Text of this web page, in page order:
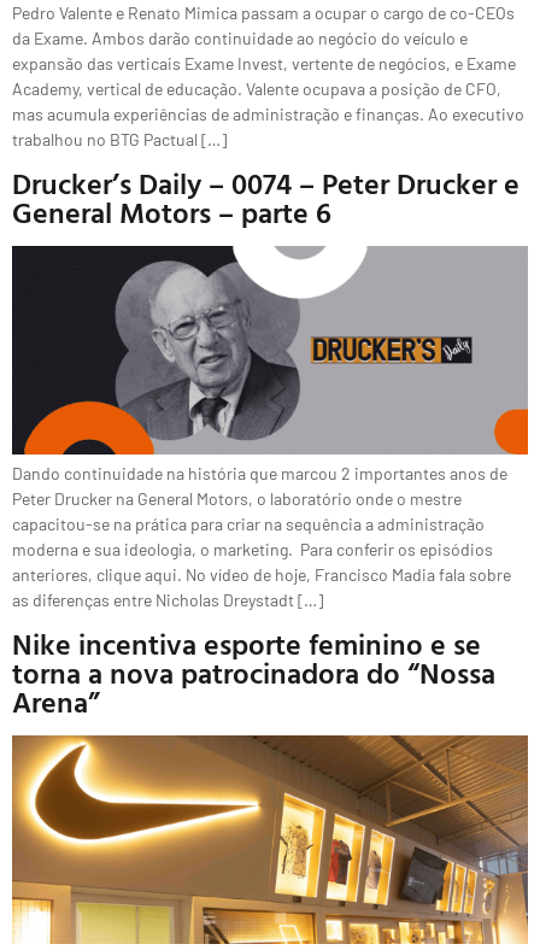
Pedro Valente e Renato Mimica passam a ocupar o cargo de co-CEOs
da Exame. Ambos darão continuidade ao negócio do veículo e
expansão das verticais Exame Invest, vertente de negócios, e Exame
Academy, vertical de educação. Valente ocupava a posição de CFO,
mas acumula experiências de administração e finanças. Ao executivo
trabalhou no BTG Pactual […]
Drucker’s Daily – 0074 – Peter Drucker e
General Motors – parte 6
Dando continuidade na história que marcou 2 importantes anos de
Peter Drucker na General Motors, o laboratório onde o mestre
capacitou-se na prática para criar na sequência a administração
moderna e sua ideologia, o marketing. Para conferir os episódios
anteriores, clique aqui. No vídeo de hoje, Francisco Madia fala sobre
as diferenças entre Nicholas Dreystadt […]
Nike incentiva esporte feminino e se
torna a nova patrocinadora do “Nossa
Arena”